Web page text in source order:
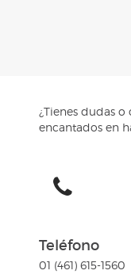
¿Tienes dudas o
encantados en
Teléfono
01 (461) 615-1560